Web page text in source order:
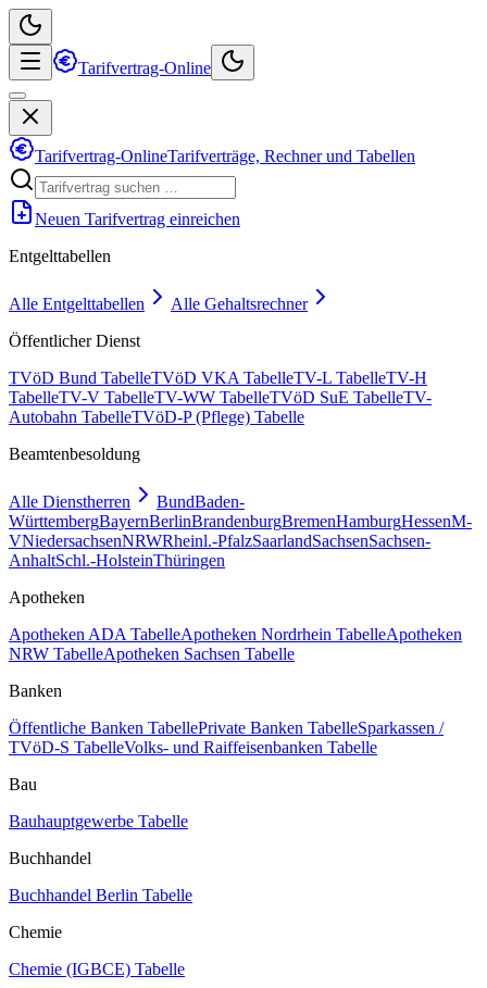
Tarifvertrag-Online
Tarifvertrag-OnlineTarifverträge, Rechner und Tabellen
Neuen Tarifvertrag einreichen
Entgelttabellen
Alle Entgelttabellen
Alle Gehaltsrechner
Öffentlicher Dienst
TVöD Bund TabelleTVöD VKA TabelleTV-L TabelleTV-H
TabelleTV-V TabelleTV-WW TabelleTVöD SuE TabelleTV-
Autobahn TabelleTVöD-P (Pflege) Tabelle
Beamtenbesoldung
Alle Dienstherren BundBaden-
WürttembergBayernBerlinBrandenburgBremenHamburgHessenM-
VNiedersachsenNRWRheinl.-PfalzSaarlandSachsenSachsen-
AnhaltSchl.-HolsteinThüringen
Apotheken
Apotheken ADA TabelleApotheken Nordrhein TabelleApotheken
NRW TabelleApotheken Sachsen Tabelle
Banken
Öffentliche Banken TabellePrivate Banken TabelleSparkassen /
TVöD-S TabelleVolks- und Raiffeisenbanken Tabelle
Bau
Bauhauptgewerbe Tabelle
Buchhandel
Buchhandel Berlin Tabelle
Chemie
Chemie (IGBCE) Tabelle